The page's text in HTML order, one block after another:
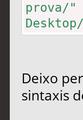
prova/"
Deixo
sintaxis